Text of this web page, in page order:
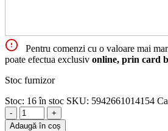
Pentru comenzi cu o valoare mai
poate efectua exclusiv online, prin card
Stoc furnizor
Stoc: 16 în stoc SKU: 5942661014154
-
+
Adaugă în coș